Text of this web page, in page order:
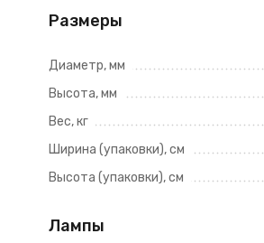
Размеры
Диаметр, мм
Высота, мм
Вес, кг
Ширина (упаковки), см
Высота (упаковки), см
Лампы